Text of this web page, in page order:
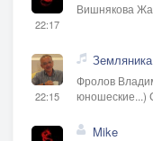
22:17
Вишнякова
22:15
Земляника
Фролов
юношеские...)
Mike